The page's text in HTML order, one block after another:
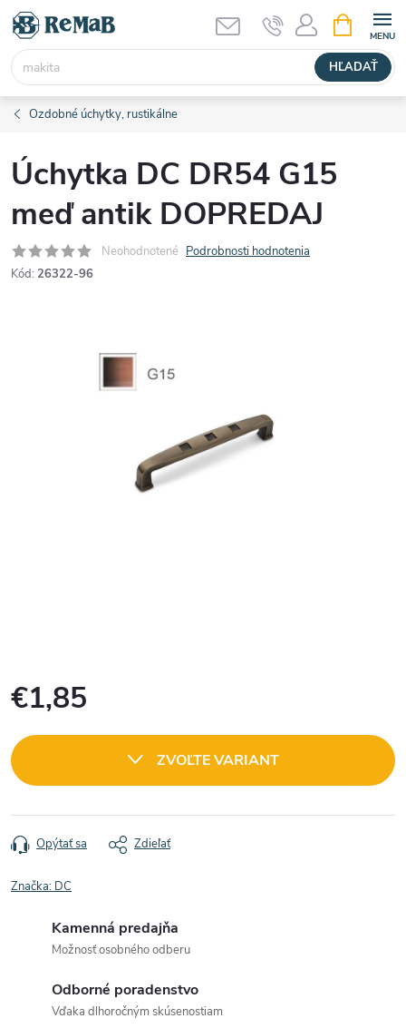
Prejsť
obsah
HĽADAŤ
KOŠÍK
Ozdobné úchytky, rustikálne
Úchytka DC DR54 G15
meď antik DOPREDAJ
Neohodnotené Podrobnosti hodnotenia
Kód: 26322-96
€1,85
cena:
ZVOĽTE VARIANT
Opýtať sa Zdieľať
Značka: DC
Kamenná predajňa
Možnosť osobného odberu
Odborné poradenstvo
Vďaka dlhoročným skúsenostiam